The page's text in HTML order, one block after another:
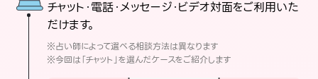
チャット・電話・メッセージ・ビデオ対面をご利用いた
だけます。
※占い師によって選べる相談方法は異なります
※今回は「チャット」を選んだケースをご紹介します